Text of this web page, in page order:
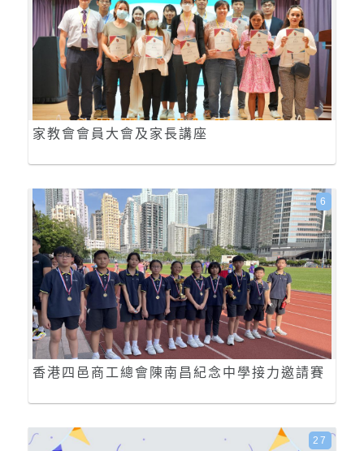
家教會會員大會及家長講座
香港四邑商工總會陳南昌紀念中學接力邀請賽
6
27